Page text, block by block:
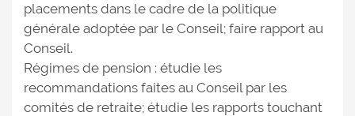
placements dans le cadre de la politique
générale adoptée par le Conseil; faire rapport au
Conseil.
Régimes de pension : étudie les
recommandations faites au Conseil par les
comités de retraite; étudie les rapports touchant